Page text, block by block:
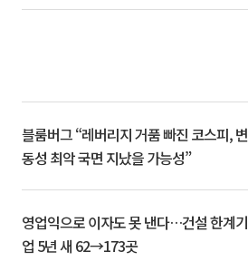
블룸버그 “레버리지 거품 빠진 코스피, 변
동성 최악 국면 지났을 가능성”
영업익으로 이자도 못 낸다…건설 한계기
업 5년 새 62→173곳